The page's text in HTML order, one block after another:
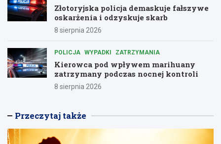
Złotoryjska policja demaskuje fałszywe
oskarżenia i odzyskuje skarb
8 sierpnia 2026
POLICJA WYPADKI ZATRZYMANIA
Kierowca pod wpływem marihuany
zatrzymany podczas nocnej kontroli
8 sierpnia 2026
Przeczytaj także